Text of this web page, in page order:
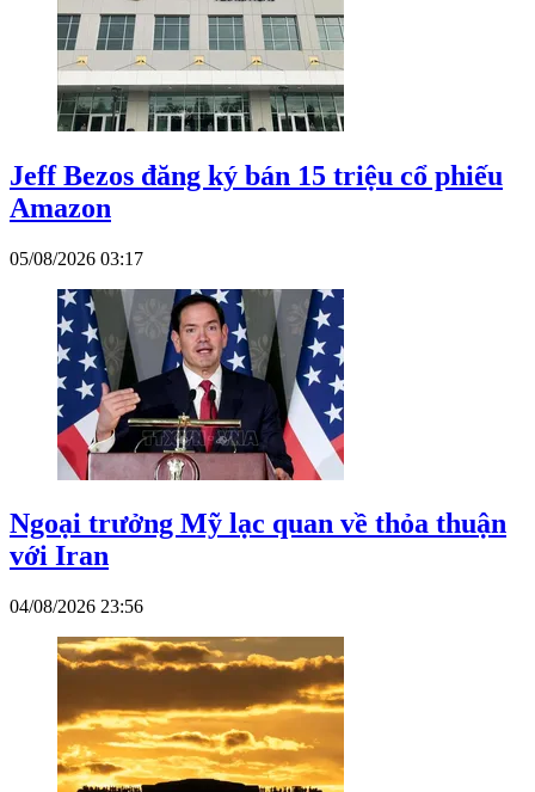
Jeff Bezos đăng ký bán 15 triệu cổ phiếu
Amazon
05/08/2026 03:17
Ngoại trưởng Mỹ lạc quan về thỏa thuận
với Iran
04/08/2026 23:56